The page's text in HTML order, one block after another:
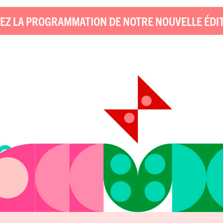
LA PROGRAMMATION DE NOTRE NOUVELLE